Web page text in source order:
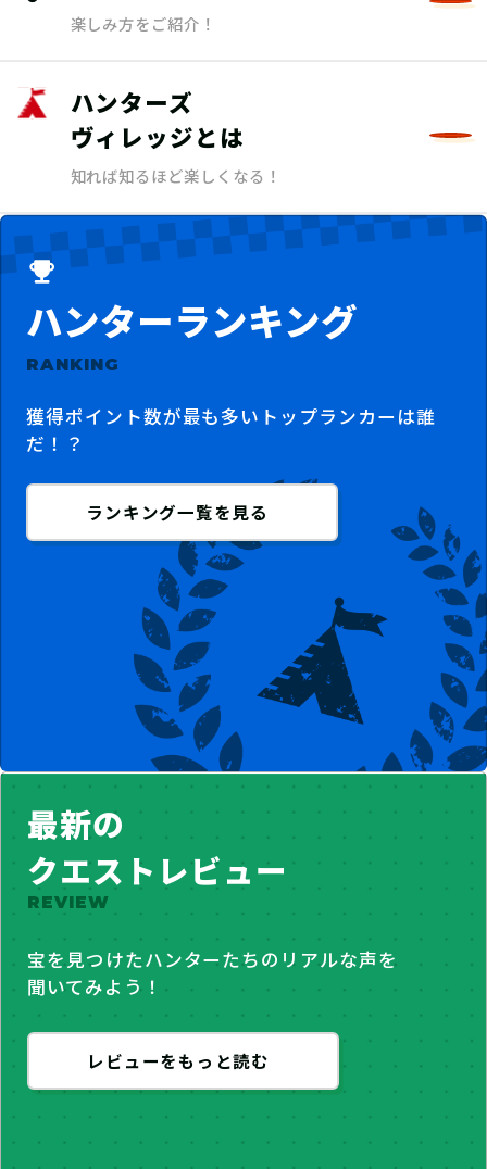
楽しみ方をご紹介！
ハンターズ
ヴィレッジとは
知れば知るほど楽しくなる！
ハンターランキング
RANKING
獲得ポイント数が最も多いトップランカーは誰
だ！？
ランキング一覧を見る
最新の
クエストレビュー
REVIEW
宝を見つけたハンターたちのリアルな声を
聞いてみよう！
レビューをもっと読む